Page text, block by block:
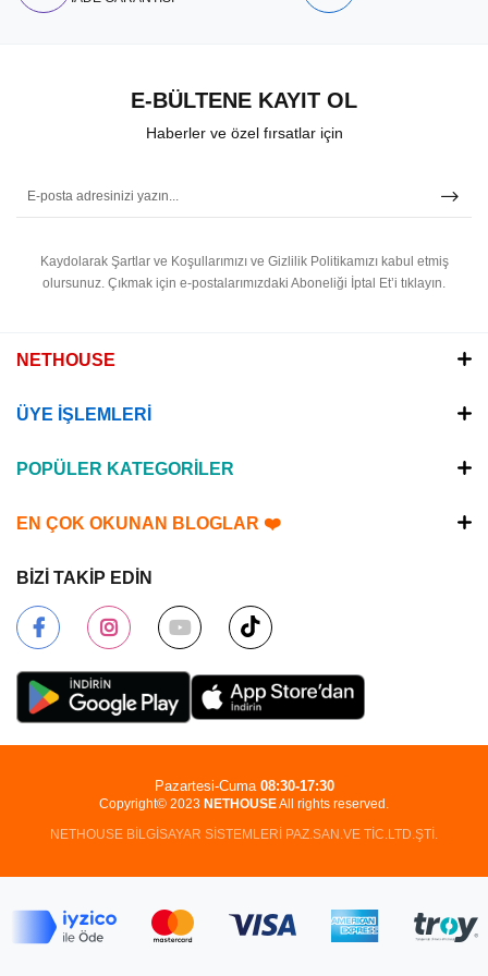
E-BÜLTENE KAYIT OL
Haberler ve özel fırsatlar için
Kaydolarak Şartlar ve Koşullarımızı ve Gizlilik Politikamızı kabul etmiş
olursunuz. Çıkmak için e-postalarımızdaki Aboneliği İptal Et’i tıklayın.
NETHOUSE
ÜYE İŞLEMLERİ
POPÜLER KATEGORİLER
EN ÇOK OKUNAN BLOGLAR ❤️
BİZİ TAKİP EDİN
Copyright© 2023 NETHOUSEAll rights reserved.
NETHOUSE BİLGİSAYAR SİSTEMLERİ PAZ.SAN.VE TİC.LTD.ŞTİ.
Pazartesi-Cuma 08:30-17:30